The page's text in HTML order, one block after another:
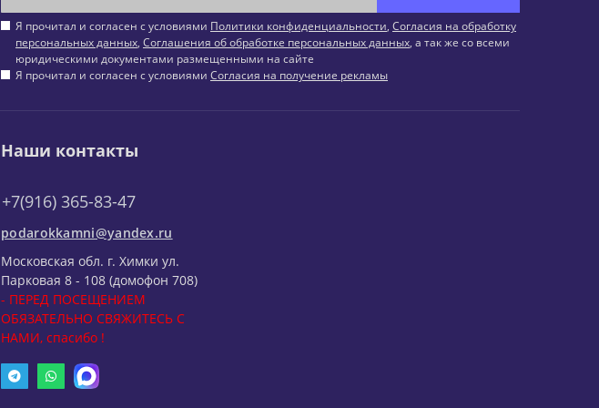
Я прочитал и согласен с условиями Политики конфиденциальности, Согласия на обработку
персональных данных, Соглашения об обработке персональных данных, а так же со всеми
юридическими документами размещенными на сайте
Я прочитал и согласен с условиями Согласия на получение рекламы
Наши контакты
+7(916) 365-83-47
podarokkamni@yandex.ru
Московская обл. г. Химки ул.
Парковая 8 - 108 (домофон 708)
- ПЕРЕД ПОСЕЩЕНИЕМ
ОБЯЗАТЕЛЬНО СВЯЖИТЕСЬ С
НАМИ, спасибо !